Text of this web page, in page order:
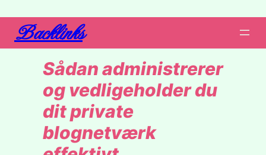
Backlinks
Sådan administrerer
og vedligeholder du
dit private
blognetværk